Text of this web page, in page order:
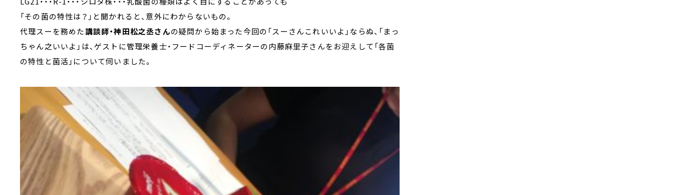
「その菌の特性は？」と聞かれると、意外にわからないもの。
代理スーを務めた講談師・神田松之丞さんの疑問から始まった今回の「スーさんこれいいよ」ならぬ、「まっ
ちゃん之いいよ」は、ゲストに管理栄養士・フードコーディネーターの内藤麻里子さんをお迎えして「各菌
の特性と菌活」について伺いました。